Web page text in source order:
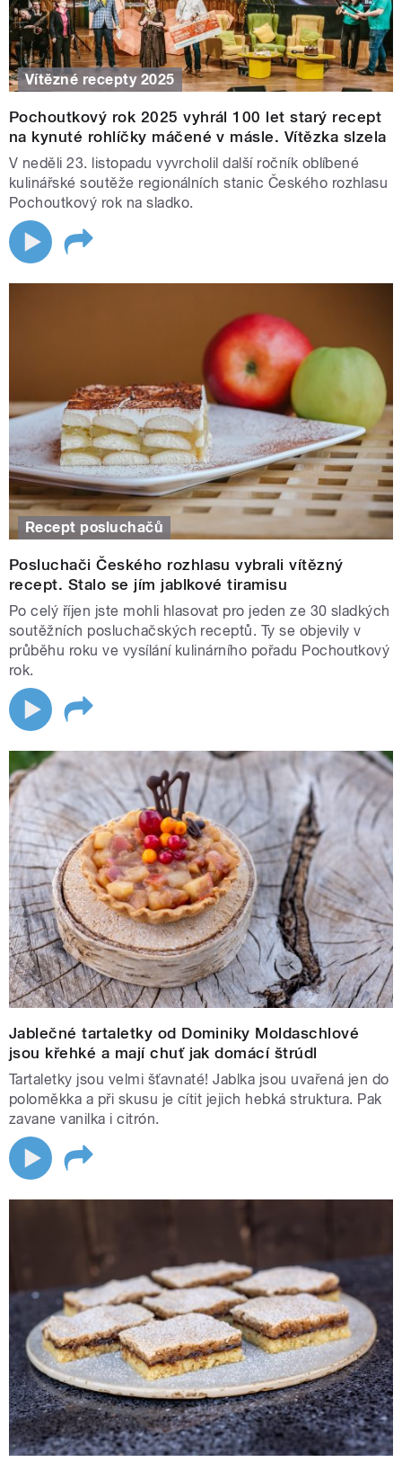
Vítězné recepty 2025
Pochoutkový rok 2025 vyhrál 100 let starý recept
na kynuté rohlíčky máčené v másle. Vítězka slzela
V neděli 23. listopadu vyvrcholil další ročník oblíbené
kulinářské soutěže regionálních stanic Českého rozhlasu
Pochoutkový rok na sladko.
Recept posluchačů
Posluchači Českého rozhlasu vybrali vítězný
recept. Stalo se jím jablkové tiramisu
Po celý říjen jste mohli hlasovat pro jeden ze 30 sladkých
soutěžních posluchačských receptů. Ty se objevily v
průběhu roku ve vysílání kulinárního pořadu Pochoutkový
rok.
Jablečné tartaletky od Dominiky Moldaschlové
jsou křehké a mají chuť jak domácí štrúdl
Tartaletky jsou velmi šťavnaté! Jablka jsou uvařená jen do
poloměkka a při skusu je cítit jejich hebká struktura. Pak
zavane vanilka i citrón.